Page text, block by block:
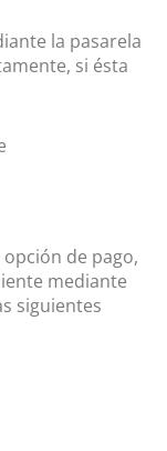
la pasarela
si ésta
de pago,
mediante
siguientes